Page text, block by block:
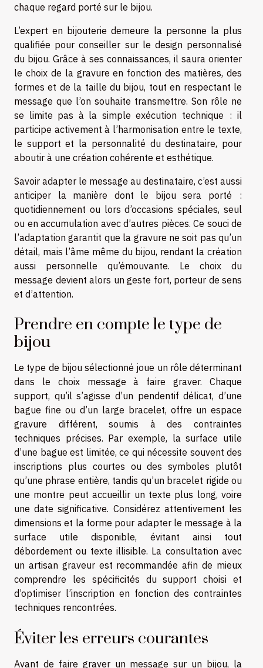
chaque regard porté sur le bijou.
L’expert en bijouterie demeure la personne la plus
qualifiée pour conseiller sur le design personnalisé
du bijou. Grâce à ses connaissances, il saura orienter
le choix de la gravure en fonction des matières, des
formes et de la taille du bijou, tout en respectant le
message que l’on souhaite transmettre. Son rôle ne
se limite pas à la simple exécution technique : il
participe activement à l’harmonisation entre le texte,
le support et la personnalité du destinataire, pour
aboutir à une création cohérente et esthétique.
Savoir adapter le message au destinataire, c’est aussi
anticiper la manière dont le bijou sera porté :
quotidiennement ou lors d’occasions spéciales, seul
ou en accumulation avec d’autres pièces. Ce souci de
l’adaptation garantit que la gravure ne soit pas qu’un
détail, mais l’âme même du bijou, rendant la création
aussi personnelle qu’émouvante. Le choix du
message devient alors un geste fort, porteur de sens
et d’attention.
Prendre en compte le type de
bijou
Le type de bijou sélectionné joue un rôle déterminant
dans le choix message à faire graver. Chaque
support, qu’il s’agisse d’un pendentif délicat, d’une
bague fine ou d’un large bracelet, offre un espace
gravure différent, soumis à des contraintes
techniques précises. Par exemple, la surface utile
d’une bague est limitée, ce qui nécessite souvent des
inscriptions plus courtes ou des symboles plutôt
qu’une phrase entière, tandis qu’un bracelet rigide ou
une montre peut accueillir un texte plus long, voire
une date significative. Considérez attentivement les
dimensions et la forme pour adapter le message à la
surface utile disponible, évitant ainsi tout
débordement ou texte illisible. La consultation avec
un artisan graveur est recommandée afin de mieux
comprendre les spécificités du support choisi et
d’optimiser l’inscription en fonction des contraintes
techniques rencontrées.
Éviter les erreurs courantes
Avant de faire graver un message sur un bijou, la